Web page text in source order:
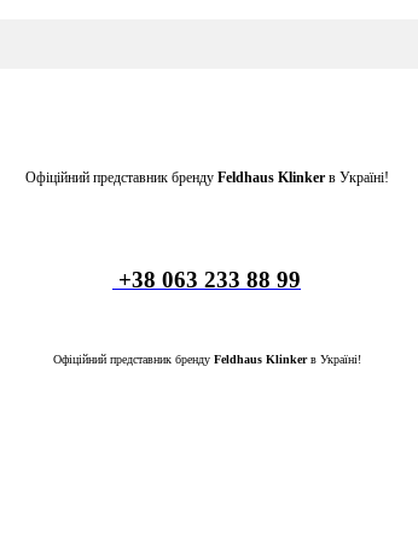
Офіційний представник бренду Feldhaus Klinkerв Україні!
+38 063 233 88 99
Офіційний представник бренду Feldhaus Klinkerв Україні!